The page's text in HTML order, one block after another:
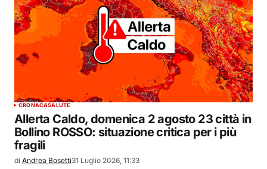
CRONACASALUTE
Allerta Caldo, domenica 2 agosto 23 città in
Bollino ROSSO: situazione critica per i più
fragili
di Andrea Bosetti31 Luglio 2026, 11:33